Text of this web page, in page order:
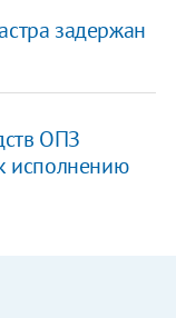
задержан
ОПЗ
исполнению